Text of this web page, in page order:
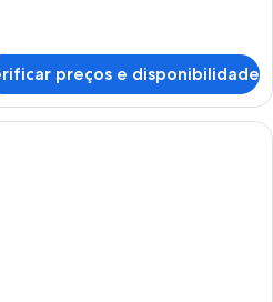
preços e disponibilidade
Quarto moderno com uma cama